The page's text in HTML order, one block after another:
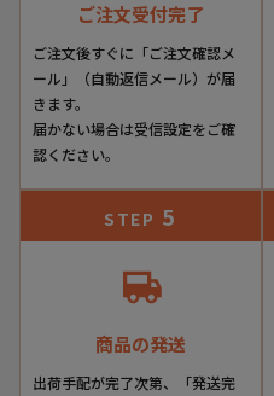
ご注文受付完了
ご注文後すぐに「ご注文確認メ
ール」（自動返信メール）が届
きます。
届かない場合は受信設定をご確
認ください。
STEP 5
商品の発送
出荷手配が完了次第、「発送完